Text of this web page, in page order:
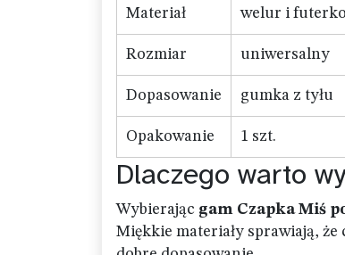
Materiał welur i futerko
Rozmiar uniwersalny
Dopasowanie gumka z tyłu
Opakowanie 1 szt.
Dlaczego warto
Wybierając gam Czapka Miś
Miękkie materiały sprawiają,